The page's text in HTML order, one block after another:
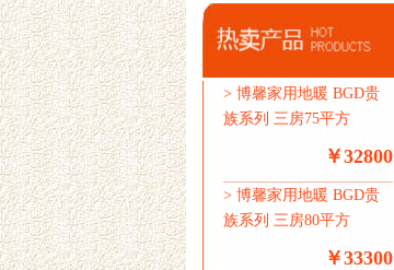
> 博馨家用地暖 BGD贵
族系列 三房75平方
￥32800
> 博馨家用地暖 BGD贵
族系列 三房80平方
￥33300